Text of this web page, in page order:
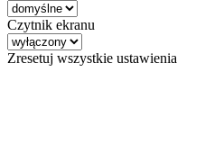
Czytnik ekranu
Zresetuj wszystkie ustawienia